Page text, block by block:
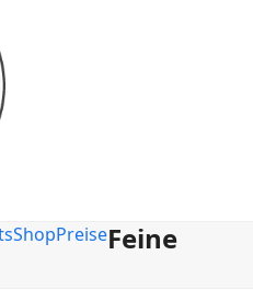
ShopPreiseFeine